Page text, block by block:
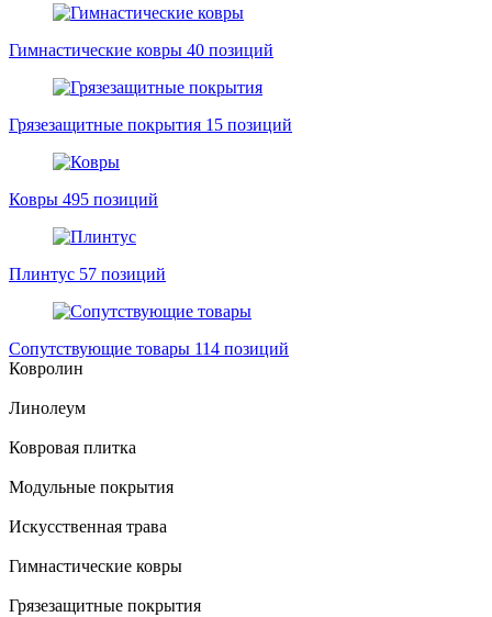
Гимнастические ковры 40 позиций
Грязезащитные покрытия 15 позиций
Ковры 495 позиций
Плинтус 57 позиций
Сопутствующие товары 114 позиций
Ковролин
Линолеум
Ковровая плитка
Модульные покрытия
Искусственная трава
Гимнастические ковры
Грязезащитные покрытия